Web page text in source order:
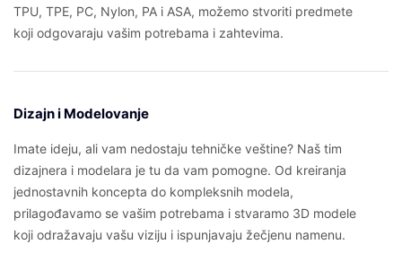
TPU, TPE, PC, Nylon, PA i ASA, možemo stvoriti predmete
koji odgovaraju vašim potrebama i zahtevima.
Dizajn i Modelovanje
Imate ideju, ali vam nedostaju tehničke veštine? Naš tim
dizajnera i modelara je tu da vam pomogne. Od kreiranja
jednostavnih koncepta do kompleksnih modela,
prilagođavamo se vašim potrebama i stvaramo 3D modele
koji odražavaju vašu viziju i ispunjavaju žečjenu namenu.